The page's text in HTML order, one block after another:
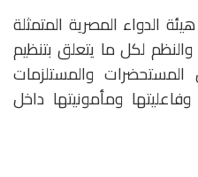
الدواء المصرية المتمثلة
لكل ما يتعلق بتنظيم
المستحضرات والمستلزمات
ومأمونيتها داخل